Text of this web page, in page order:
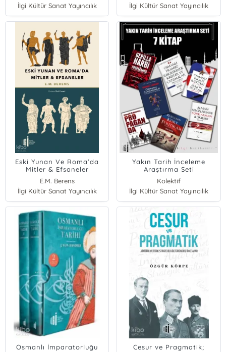
İlgi Kültür Sanat Yayıncılık
İlgi Kültür Sanat Yayıncılık
Eski Yunan Ve Roma’da
Mitler & Efsaneler
E.M. Berens
İlgi Kültür Sanat Yayıncılık
Yakın Tarih İnceleme
Araştırma Seti
Kolektif
İlgi Kültür Sanat Yayıncılık
Osmanlı İmparatorluğu
Cesur ve Pragmatik;